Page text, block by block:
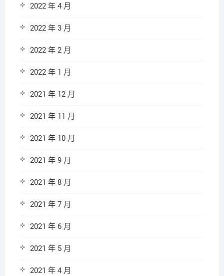
2022 年 4 月
2022 年 3 月
2022 年 2 月
2022 年 1 月
2021 年 12 月
2021 年 11 月
2021 年 10 月
2021 年 9 月
2021 年 8 月
2021 年 7 月
2021 年 6 月
2021 年 5 月
2021 年 4 月